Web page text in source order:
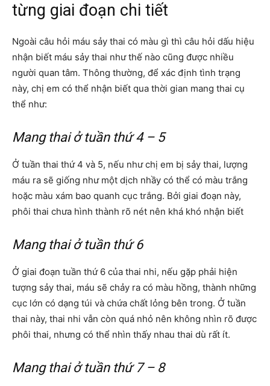
từng giai đoạn chi tiết
Ngoài câu hỏi máu sảy thai có màu gì thì câu hỏi dấu hiệu
nhận biết máu sảy thai như thế nào cũng được nhiều
người quan tâm. Thông thường, để xác định tình trạng
này, chị em có thể nhận biết qua thời gian mang thai cụ
thể như:
Mang thai ở tuần thứ 4 – 5
Ở tuần thai thứ 4 và 5, nếu như chị em bị sảy thai, lượng
máu ra sẽ giống như một dịch nhầy có thể có màu trắng
hoặc màu xám bao quanh cục trắng. Bởi giai đoạn này,
phôi thai chưa hình thành rõ nét nên khá khó nhận biết
Mang thai ở tuần thứ 6
Ở giai đoạn tuần thứ 6 của thai nhi, nếu gặp phải hiện
tượng sảy thai, máu sẽ chảy ra có màu hồng, thành những
cục lớn có dạng túi và chứa chất lỏng bên trong. Ở tuần
thai này, thai nhi vẫn còn quá nhỏ nên không nhìn rõ được
phôi thai, nhưng có thể nhìn thấy nhau thai dù rất ít.
Mang thai ở tuần thứ 7 – 8